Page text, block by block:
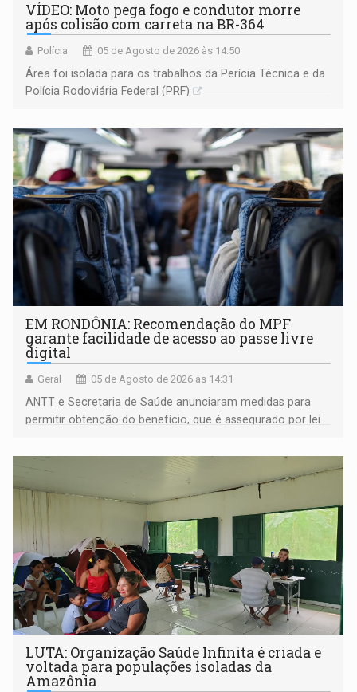
VÍDEO: Moto pega fogo e condutor morre
após colisão com carreta na BR-364
Polícia 05 de Agosto de 2026 às 14:50
Área foi isolada para os trabalhos da Perícia Técnica e da
Polícia Rodoviária Federal (PRF)
EM RONDÔNIA: Recomendação do MPF
garante facilidade de acesso ao passe livre
digital
Geral 05 de Agosto de 2026 às 14:31
ANTT e Secretaria de Saúde anunciaram medidas para
permitir obtenção do benefício, que é assegurado por lei
LUTA: Organização Saúde Infinita é criada e
voltada para populações isoladas da
Amazônia